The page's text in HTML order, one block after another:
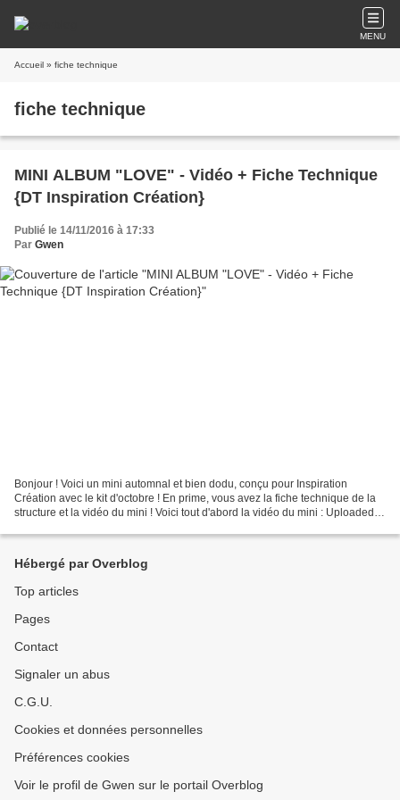
MENU
Accueil » fiche technique
fiche technique
MINI ALBUM "LOVE" - Vidéo + Fiche Technique
{DT Inspiration Création}
Publié le 14/11/2016 à 17:33
Par Gwen
Bonjour ! Voici un mini automnal et bien dodu, conçu pour Inspiration
Création avec le kit d'octobre ! En prime, vous avez la fiche technique de la
structure et la vidéo du mini ! Voici tout d'abord la vidéo du mini : Uploaded
Hébergé par Overblog
Top articles
Pages
Contact
Signaler un abus
C.G.U.
Cookies et données personnelles
Préférences cookies
Voir le profil de Gwen sur le portail Overblog